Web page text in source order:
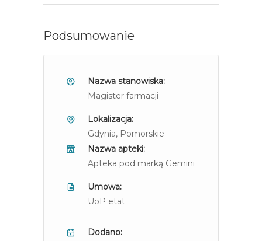
Podsumowanie
Nazwa stanowiska:
Magister farmacji
Lokalizacja:
Gdynia, Pomorskie
Nazwa apteki:
Apteka pod marką Gemini
Umowa:
UoP etat
Dodano: